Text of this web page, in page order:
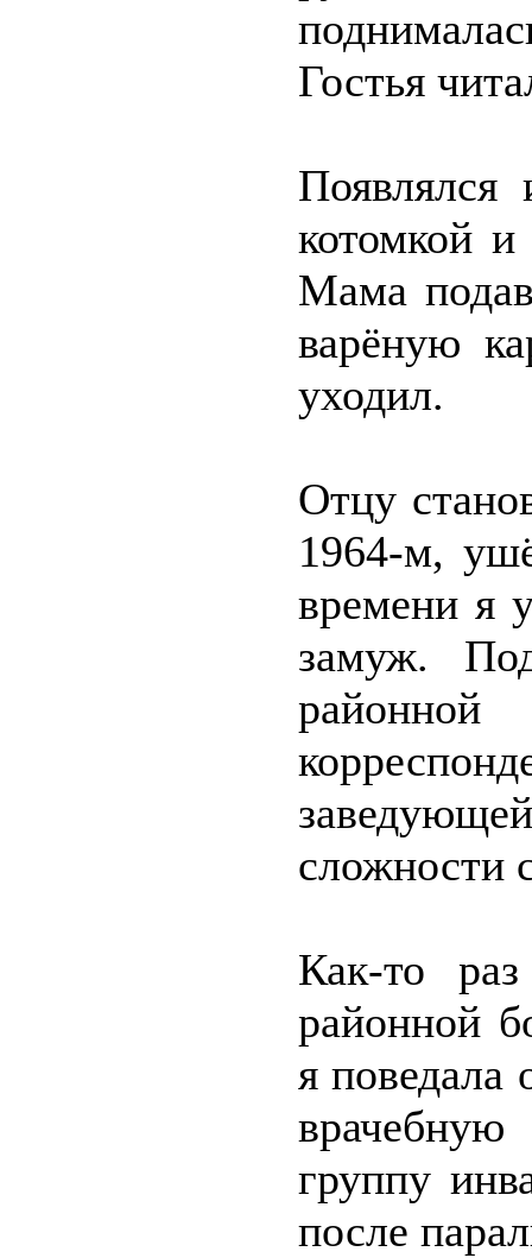
Гостья
котомкой
Мама
варёную
уходил.
Отцу
1964-м,
времени я
замуж.
сложности
Как-то
районной
я поведала
группу
после